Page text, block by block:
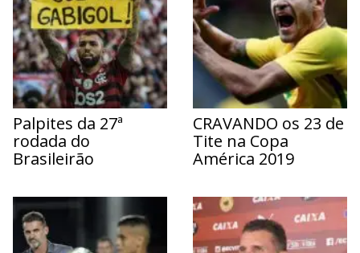
Palpites da 27ª
rodada do
Brasileirão
CRAVANDO os 23 de
Tite na Copa
América 2019